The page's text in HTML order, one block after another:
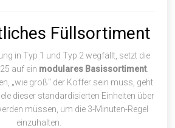
Füllsortiment
in Typ 1 und Typ 2 wegfällt, setzt die
auf ein modulares Basissortiment.
„wie groß“ der Koffer sein muss, geht
dieser standardisierten Einheiten über
müssen, um die 3-Minuten-Regel
einzuhalten.